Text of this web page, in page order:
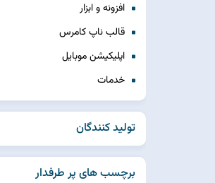
افزونه و ابزار
قالب ناپ کامرس
اپلیکیشن موبایل
خدمات
تولید کنندگان
برچسب های پر طرفدار